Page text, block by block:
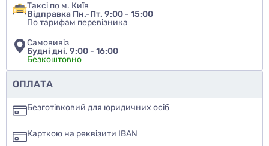
Чи рекомендуєте ви цей товар
так
Таксі по м. Київ
Відправка Пн.-Пт. 9:00 - 15:00
По тарифам перевізника
Самовивіз
Будні дні, 9:00 - 16:00
Безкоштовно
ОПЛАТА
Безготівковий для юридичних осіб
Карткою на реквізити IBAN